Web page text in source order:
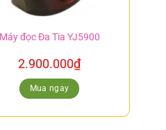
Máy đọc Đa Tia YJ5900
2.900.000₫
Mua ngay